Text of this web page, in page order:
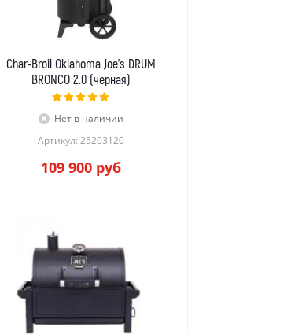
Char-Broil Oklahoma Joe's DRUM
BRONCO 2.0 (черная)
Нет в наличии
Артикул: 25203120
109 900 руб